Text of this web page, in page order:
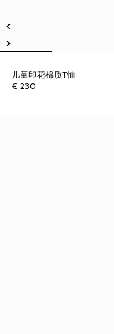
儿童印花棉质T恤
€ 230